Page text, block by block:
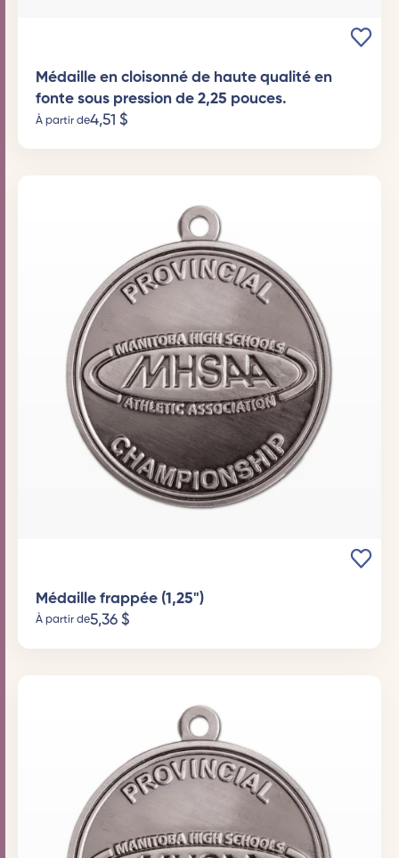
Médaille en cloisonné de haute qualité en
fonte sous pression de 2,25 pouces.
À partir de4,51 $
Médaille frappée (1,25")
À partir de5,36 $